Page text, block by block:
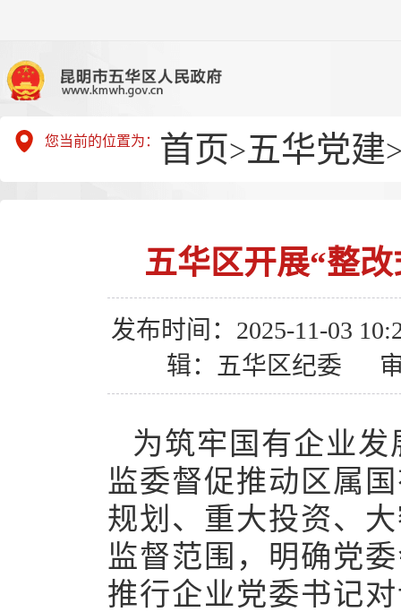
您当前的位置为： 首页>五华党建
五华区开展“整
发布时间：2025-11-03
辑：五华区纪委
为筑牢国有企业
监委督促推动区属
规划、重大投资、
监督范围，明确党
推行企业党委书记